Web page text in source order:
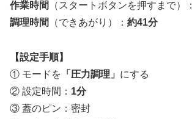
作業時間 （スタートボタンを押すまで）：
調理時間
（できあがり）： 約41分
【設定手順】
① モードを 「圧力調理」 にする
② 設定時間： 1分
③ 蓋のピン：密封